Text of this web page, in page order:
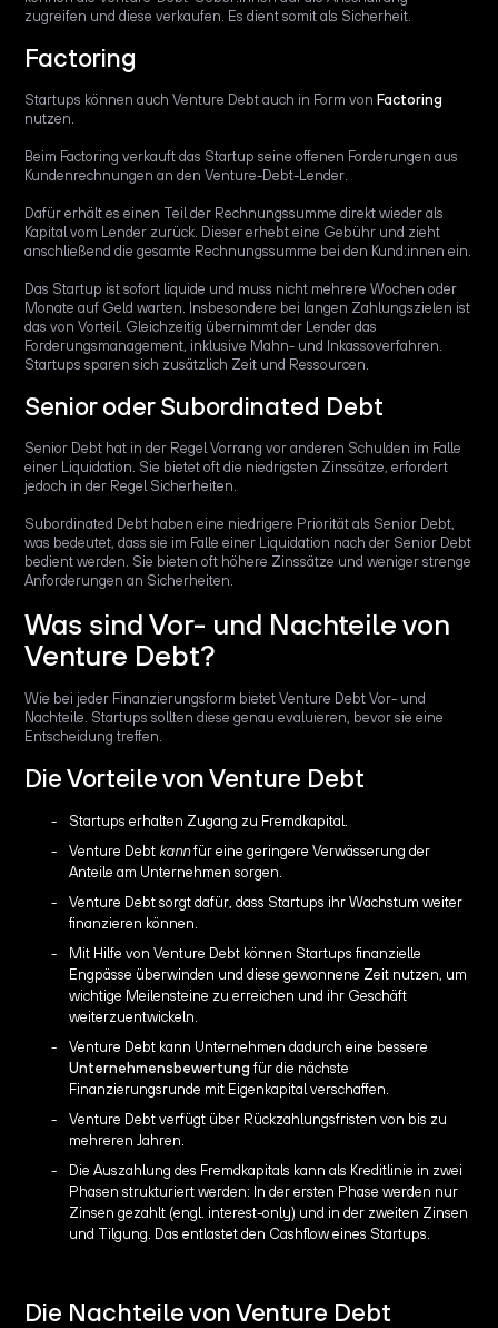
zugreifen und diese verkaufen. Es dient somit als Sicherheit.
Factoring
Startups können auch Venture Debt auch in Form vonFactoring
nutzen.
Beim Factoring verkauft das Startup seine offenen Forderungen aus
Kundenrechnungen an den Venture-Debt-Lender.
Dafür erhält es einen Teil der Rechnungssumme direkt wieder als
Kapital vom Lender zurück. Dieser erhebt eine Gebühr und zieht
anschließend die gesamte Rechnungssumme bei den Kund:innen ein.
Das Startup ist sofort liquide und muss nicht mehrere Wochen oder
Monate auf Geld warten. Insbesondere bei langen Zahlungszielen ist
das von Vorteil. Gleichzeitig übernimmt der Lender das
Forderungsmanagement, inklusive Mahn- und Inkassoverfahren.
Startups sparen sich zusätzlich Zeit und Ressourcen.
Senior oder Subordinated Debt
Senior Debt hat in der Regel Vorrang vor anderen Schulden im Falle
einer Liquidation. Sie bietet oft die niedrigsten Zinssätze, erfordert
jedoch in der Regel Sicherheiten.
Subordinated Debt haben eine niedrigere Priorität als Senior Debt,
was bedeutet, dass sie im Falle einer Liquidation nach der Senior Debt
bedient werden. Sie bieten oft höhere Zinssätze und weniger strenge
Anforderungen an Sicherheiten.
Was sind Vor- und Nachteile von
Venture Debt?
Wie bei jeder Finanzierungsform bietet Venture Debt Vor- und
Nachteile. Startups sollten diese genau evaluieren, bevor sie eine
Entscheidung treffen.
Die Vorteile von Venture Debt
Startups erhalten Zugang zu Fremdkapital.
Venture Debt kannfür eine geringere Verwässerung der
Anteile am Unternehmen sorgen.
Venture Debt sorgt dafür, dass Startups ihr Wachstum weiter
finanzieren können.
Mit Hilfe von Venture Debt können Startups finanzielle
Engpässe überwinden und diese gewonnene Zeit nutzen, um
wichtige Meilensteine zu erreichen und ihr Geschäft
weiterzuentwickeln.
Venture Debt kann Unternehmen dadurch eine bessere
Unternehmensbewertung für die nächste
Finanzierungsrunde mit Eigenkapital verschaffen.
Venture Debt verfügt über Rückzahlungsfristen von bis zu
mehreren Jahren.
Die Auszahlung des Fremdkapitals kann als Kreditlinie in zwei
Phasen strukturiert werden: In der ersten Phase werden nur
Zinsen gezahlt (engl. interest-only) und in der zweiten Zinsen
und Tilgung. Das entlastet den Cashflow eines Startups.
Die Nachteile von Venture Debt